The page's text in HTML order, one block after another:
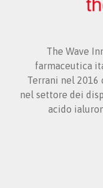
The Wave
farmaceutica
Terrani nel 2016
nel settore dei
acido